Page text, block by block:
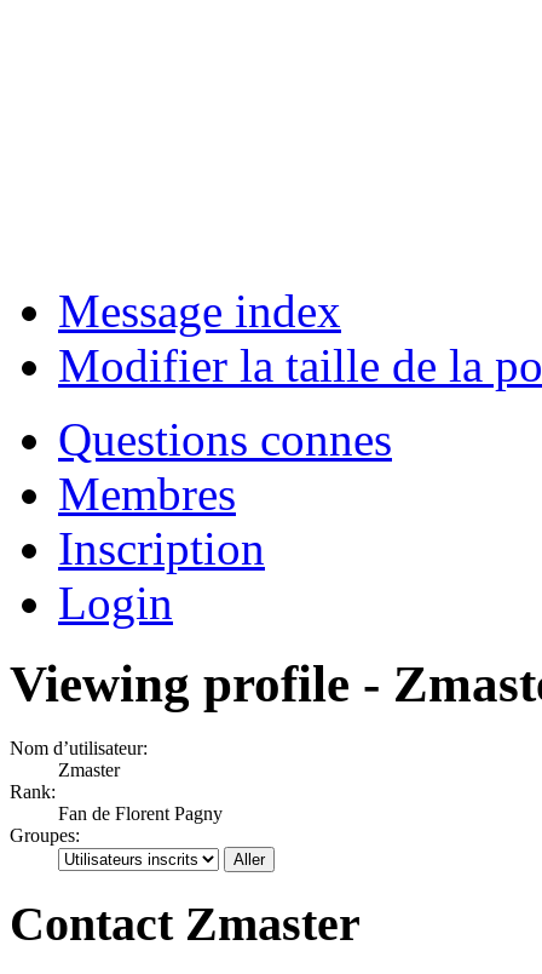
Message index
Modifier la taille de la
Questions connes
Membres
Inscription
Login
Viewing profile -
Nom d’utilisateur:
Zmaster
Rank:
Fan de Florent Pagny
Groupes:
Contact Zmaster